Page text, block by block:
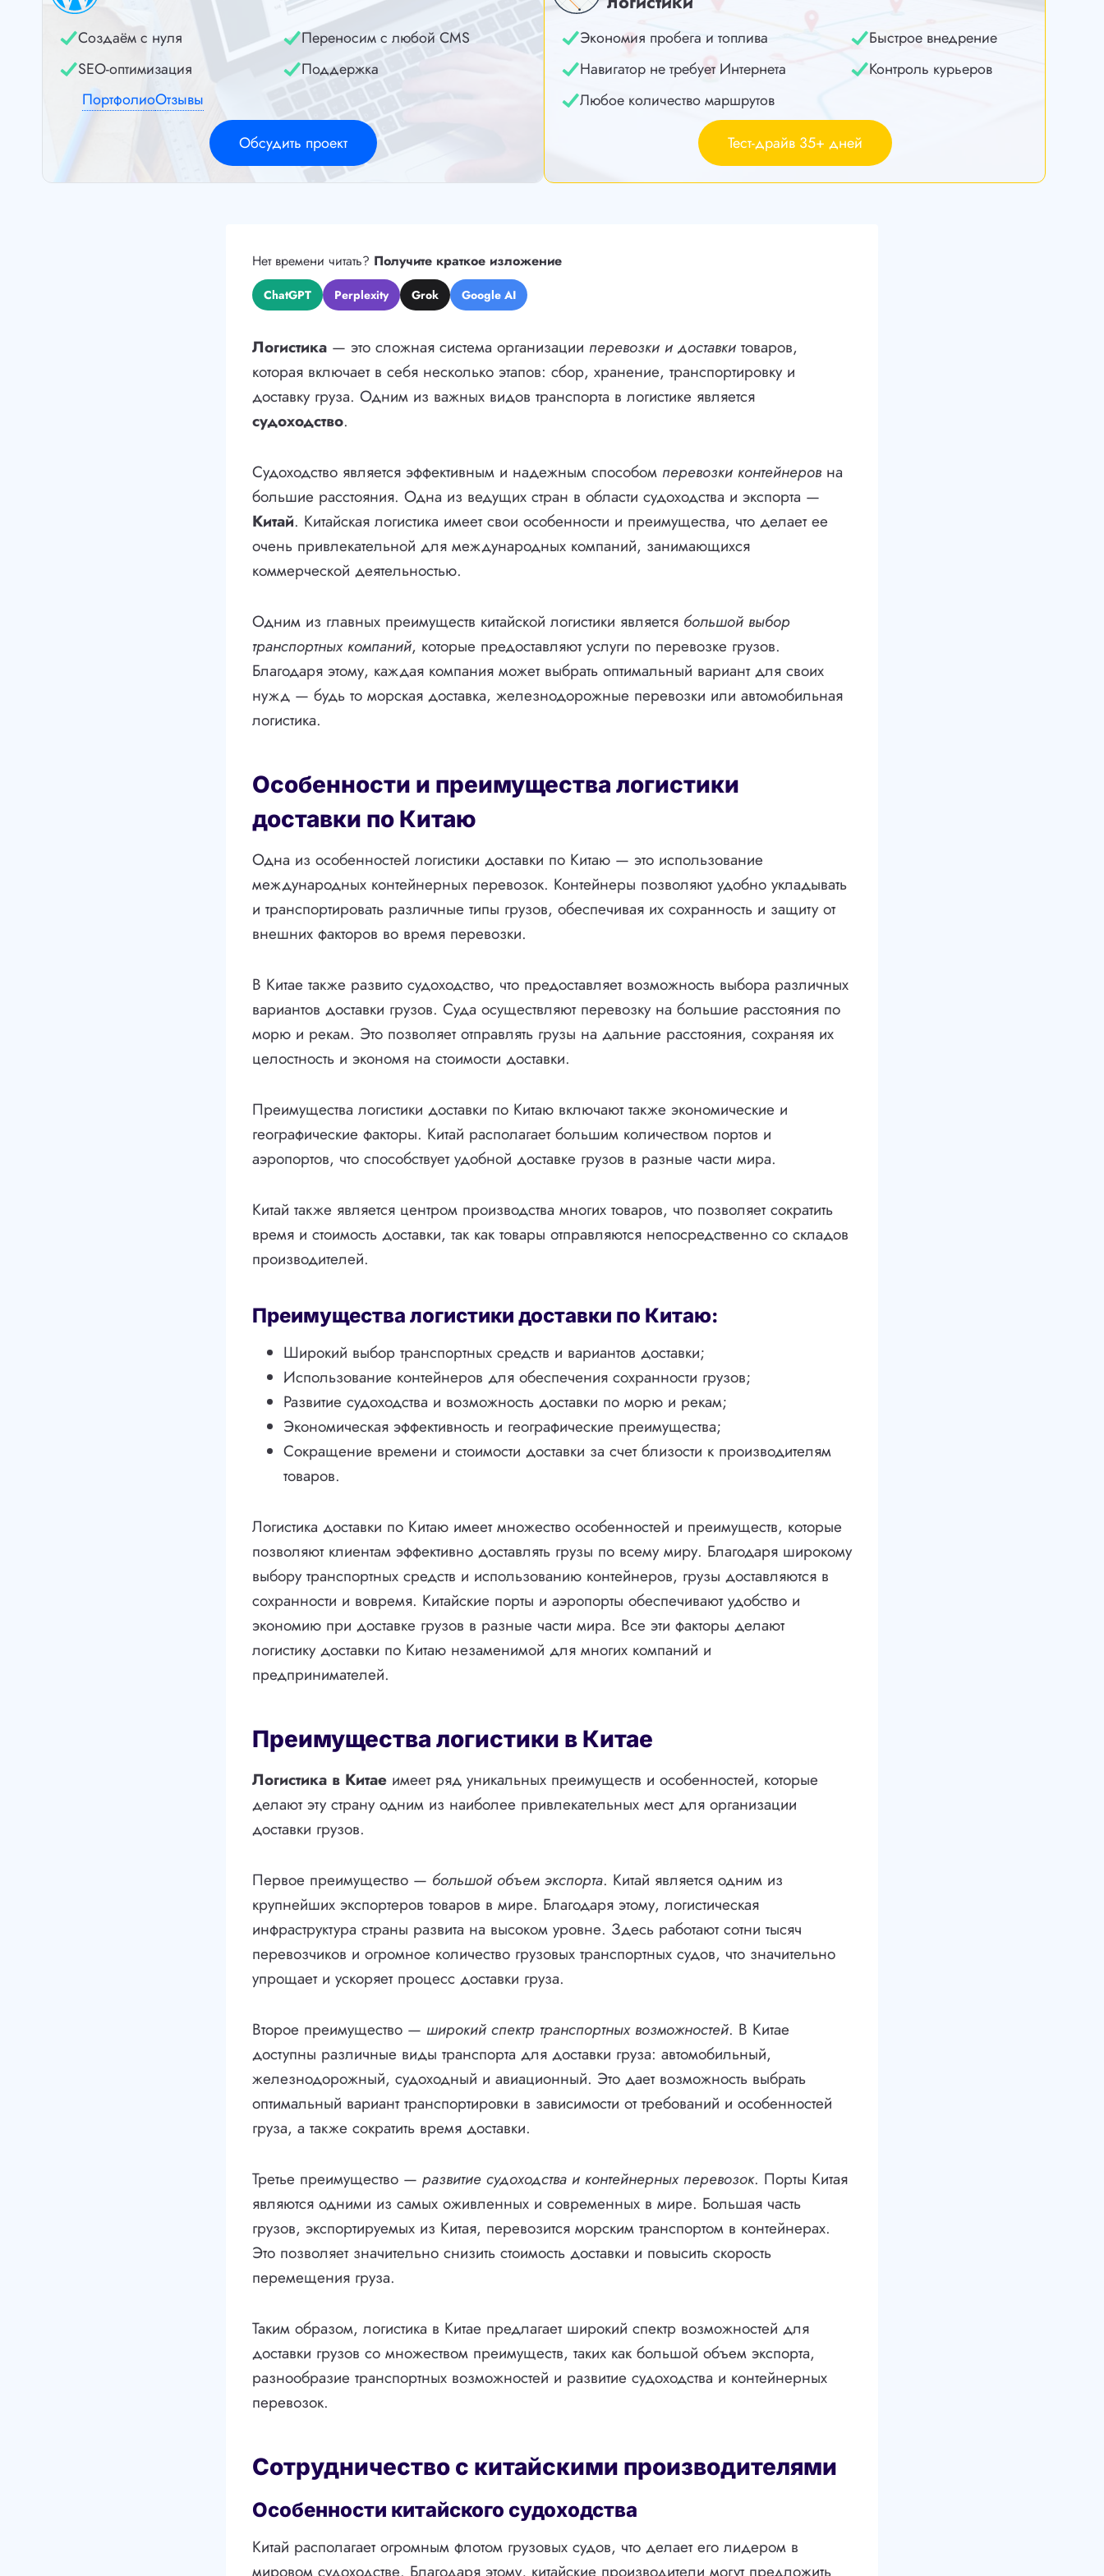
Создаём с нуля
Переносим с любой CMS
SEO-оптимизация
Поддержка
ПортфолиоОтзывы
Обсудить проект
Экономия пробега и топлива
Быстрое внедрение
Навигатор не требует Интернета
Контроль курьеров
Любое количество маршрутов
Тест-драйв 35+ дней
Нет времени читать? Получите краткое изложение
ChatGPT Perplexity Grok Google AI
Логистика — это сложная система организации перевозки и доставки товаров,
которая включает в себя несколько этапов: сбор, хранение, транспортировку и
доставку груза. Одним из важных видов транспорта в логистике является
судоходство.
Судоходство является эффективным и надежным способом перевозки контейнеров на
большие расстояния. Одна из ведущих стран в области судоходства и экспорта —
Китай. Китайская логистика имеет свои особенности и преимущества, что делает ее
очень привлекательной для международных компаний, занимающихся
коммерческой деятельностью.
Одним из главных преимуществ китайской логистики является большой выбор
транспортных компаний, которые предоставляют услуги по перевозке грузов.
Благодаря этому, каждая компания может выбрать оптимальный вариант для своих
нужд — будь то морская доставка, железнодорожные перевозки или автомобильная
логистика.
Особенности и преимущества логистики
доставки по Китаю
Одна из особенностей логистики доставки по Китаю — это использование
международных контейнерных перевозок. Контейнеры позволяют удобно укладывать
и транспортировать различные типы грузов, обеспечивая их сохранность и защиту от
внешних факторов во время перевозки.
В Китае также развито судоходство, что предоставляет возможность выбора различных
вариантов доставки грузов. Суда осуществляют перевозку на большие расстояния по
морю и рекам. Это позволяет отправлять грузы на дальние расстояния, сохраняя их
целостность и экономя на стоимости доставки.
Преимущества логистики доставки по Китаю включают также экономические и
географические факторы. Китай располагает большим количеством портов и
аэропортов, что способствует удобной доставке грузов в разные части мира.
Китай также является центром производства многих товаров, что позволяет сократить
время и стоимость доставки, так как товары отправляются непосредственно со складов
производителей.
Преимущества логистики доставки по Китаю:
Широкий выбор транспортных средств и вариантов доставки;
Использование контейнеров для обеспечения сохранности грузов;
Развитие судоходства и возможность доставки по морю и рекам;
Экономическая эффективность и географические преимущества;
Сокращение времени и стоимости доставки за счет близости к производителям
товаров.
Логистика доставки по Китаю имеет множество особенностей и преимуществ, которые
позволяют клиентам эффективно доставлять грузы по всему миру. Благодаря широкому
выбору транспортных средств и использованию контейнеров, грузы доставляются в
сохранности и вовремя. Китайские порты и аэропорты обеспечивают удобство и
экономию при доставке грузов в разные части мира. Все эти факторы делают
логистику доставки по Китаю незаменимой для многих компаний и
предпринимателей.
Преимущества логистики в Китае
Логистика в Китае имеет ряд уникальных преимуществ и особенностей, которые
делают эту страну одним из наиболее привлекательных мест для организации
доставки грузов.
Первое преимущество — большой объем экспорта. Китай является одним из
крупнейших экспортеров товаров в мире. Благодаря этому, логистическая
инфраструктура страны развита на высоком уровне. Здесь работают сотни тысяч
перевозчиков и огромное количество грузовых транспортных судов, что значительно
упрощает и ускоряет процесс доставки груза.
Второе преимущество — широкий спектр транспортных возможностей. В Китае
доступны различные виды транспорта для доставки груза: автомобильный,
железнодорожный, судоходный и авиационный. Это дает возможность выбрать
оптимальный вариант транспортировки в зависимости от требований и особенностей
груза, а также сократить время доставки.
Третье преимущество — развитие судоходства и контейнерных перевозок. Порты Китая
являются одними из самых оживленных и современных в мире. Большая часть
грузов, экспортируемых из Китая, перевозится морским транспортом в контейнерах.
Это позволяет значительно снизить стоимость доставки и повысить скорость
перемещения груза.
Таким образом, логистика в Китае предлагает широкий спектр возможностей для
доставки грузов со множеством преимуществ, таких как большой объем экспорта,
разнообразие транспортных возможностей и развитие судоходства и контейнерных
перевозок.
Сотрудничество с китайскими производителями
Особенности китайского судоходства
Китай располагает огромным флотом грузовых судов, что делает его лидером в